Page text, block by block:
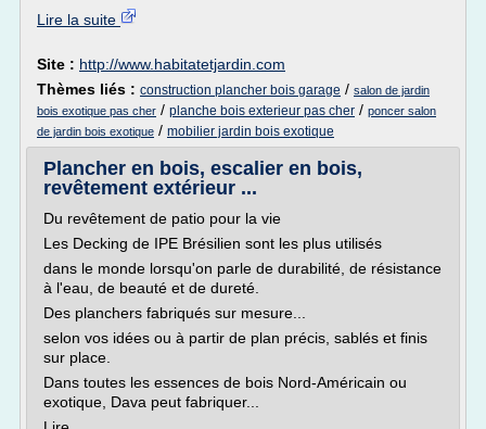
Lire la suite
Site : http://www.habitatetjardin.com
Thèmes liés : construction plancher bois garage / salon de jardin
bois exotique pas cher / planche bois exterieur pas cher / poncer salon
de jardin bois exotique / mobilier jardin bois exotique
Plancher en bois, escalier en bois,
revêtement extérieur ...
Du revêtement de patio pour la vie
Les Decking de IPE Brésilien sont les plus utilisés
dans le monde lorsqu'on parle de durabilité, de résistance
à l'eau, de beauté et de dureté.
Des planchers fabriqués sur mesure...
selon vos idées ou à partir de plan précis, sablés et finis
sur place.
Dans toutes les essences de bois Nord-Américain ou
exotique, Dava peut fabriquer...